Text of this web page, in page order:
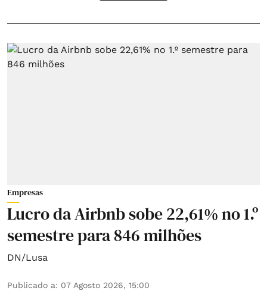
Empresas
Lucro da Airbnb sobe 22,61% no 1.º
semestre para 846 milhões
DN/Lusa
Publicado a: 07 Agosto 2026, 15:00